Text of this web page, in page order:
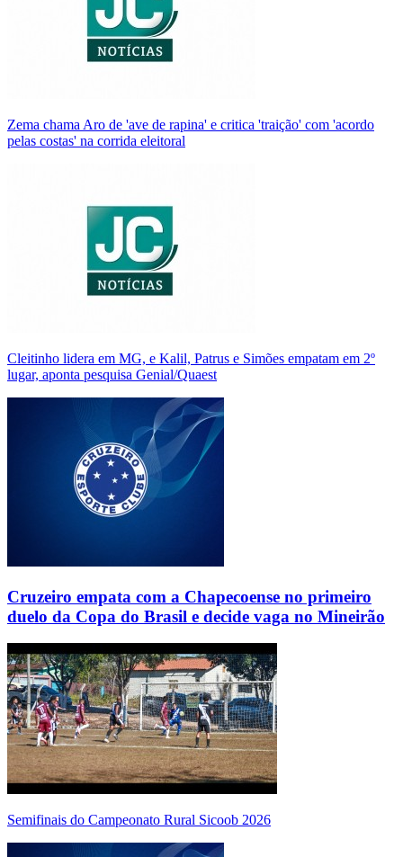
Zema chama Aro de 'ave de rapina' e critica 'traição' com 'acordo
pelas costas' na corrida eleitoral
Cleitinho lidera em MG, e Kalil, Patrus e Simões empatam em 2º
lugar, aponta pesquisa Genial/Quaest
Cruzeiro empata com a Chapecoense no primeiro
duelo da Copa do Brasil e decide vaga no Mineirão
Semifinais do Campeonato Rural Sicoob 2026